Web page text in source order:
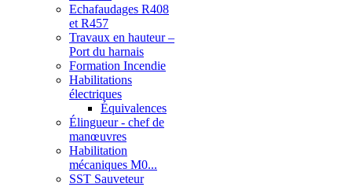
Echafaudages R408
et R457
Travaux en hauteur –
Port du harnais
Formation Incendie
Habilitations
électriques
Équivalences
Élingueur - chef de
manœuvres
Habilitation
mécaniques M0...
SST Sauveteur